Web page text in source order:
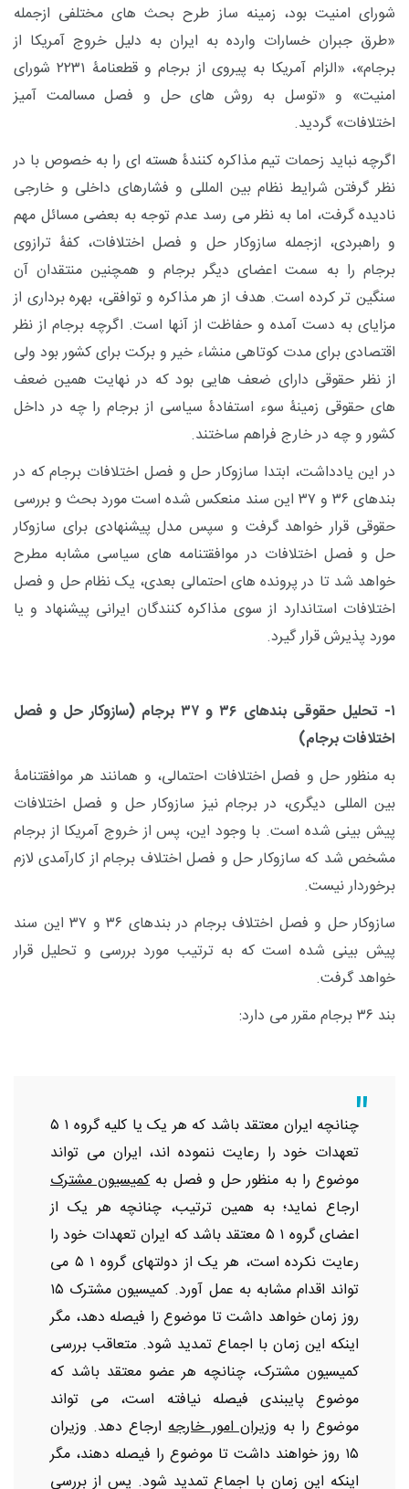
شورای امنیت بود، زمینه ساز طرح بحث های مختلفی ازجمله
«طرق جبران خسارات وارده به ایران به دلیل خروج آمریکا از
برجام»، «الزام آمریکا به پیروی از برجام و قطعنامۀ ۲۲۳۱ شورای
امنیت» و «توسل به روش های حل و فصل مسالمت آمیز
اختلافات» گردید.
اگرچه نباید زحمات تیم مذاکره کنندۀ هسته ای را به خصوص با در
نظر گرفتن شرایط نظام بین المللی و فشارهای داخلی و خارجی
نادیده گرفت، اما به نظر می رسد عدم توجه به بعضی مسائل مهم
و راهبردی، ازجمله سازوکار حل و فصل اختلافات، کفۀ ترازوی
برجام را به سمت اعضای دیگر برجام و همچنین منتقدان آن
سنگین تر کرده است. هدف از هر مذاکره و توافقی، بهره برداری از
مزایای به دست آمده و حفاظت از آنها است. اگرچه برجام از نظر
اقتصادی برای مدت کوتاهی منشاء خیر و برکت برای کشور بود ولی
از نظر حقوقی دارای ضعف هایی بود که در نهایت همین ضعف
های حقوقی زمینۀ سوء استفادۀ سیاسی از برجام را چه در داخل
کشور و چه در خارج فراهم ساختند.
در این یادداشت، ابتدا سازوکار حل و فصل اختلافات برجام که در
بندهای ۳۶ و ۳۷ این سند منعکس شده است مورد بحث و بررسی
حقوقی قرار خواهد گرفت و سپس مدل پیشنهادی برای سازوکار
حل و فصل اختلافات در موافقتنامه های سیاسی مشابه مطرح
خواهد شد تا در پرونده های احتمالی بعدی، یک نظام حل و فصل
اختلافات استاندارد از سوی مذاکره کنندگان ایرانی پیشنهاد و یا
مورد پذیرش قرار گیرد.
۱- تحلیل حقوقی بندهای ۳۶ و ۳۷ برجام (سازوکار حل و فصل
اختلافات برجام)
به منظور حل و فصل اختلافات احتمالی، و همانند هر موافقتنامۀ
بین المللی دیگری، در برجام نیز سازوکار حل و فصل اختلافات
پیش بینی شده است. با وجود این، پس از خروج آمریکا از برجام
مشخص شد که سازوکار حل و فصل اختلاف برجام از کارآمدی لازم
برخوردار نیست.
سازوکار حل و فصل اختلاف برجام در بندهای ۳۶ و ۳۷ این سند
پیش بینی شده است که به ترتیب مورد بررسی و تحلیل قرار
خواهد گرفت.
بند ۳۶ برجام مقرر می دارد:
چنانچه ایران معتقد باشد که هر یک یا کلیه گروه ۱ ۵
تعهدات خود را رعایت ننموده اند، ایران می تواند
موضوع را به منظور حل و فصل بهکمیسیون مشترک
ارجاع نماید؛ به همین ترتیب، چنانچه هر یک از
اعضای گروه ۱ ۵ معتقد باشد که ایران تعهدات خود را
رعایت نکرده است، هر یک از دولتهای گروه ۱ ۵ می
تواند اقدام مشابه به عمل آورد. کمیسیون مشترک ۱۵
روز زمان خواهد داشت تا موضوع را فیصله دهد، مگر
اینکه این زمان با اجماع تمدید شود. متعاقب بررسی
کمیسیون مشترک، چنانچه هر عضو معتقد باشد که
موضوع پایبندی فیصله نیافته است، می تواند
موضوع را به وزیران امور خارجهارجاع دهد. وزیران
۱۵ روز خواهند داشت تا موضوع را فیصله دهند، مگر
اینکه این زمان با اجماع تمدید شود. پس از بررسی